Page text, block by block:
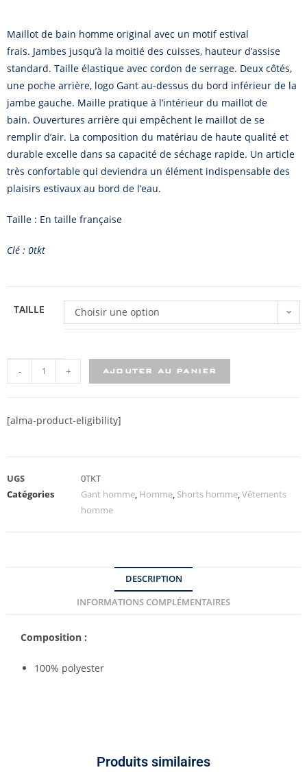
Maillot de bain homme original avec un motif estival
frais. Jambes jusqu’à la moitié des cuisses, hauteur d’assise
standard. Taille élastique avec cordon de serrage. Deux côtés,
une poche arrière, logo Gant au-dessus du bord inférieur de la
jambe gauche. Maille pratique à l’intérieur du maillot de
bain. Ouvertures arrière qui empêchent le maillot de se
remplir d’air. La composition du matériau de haute qualité et
durable excelle dans sa capacité de séchage rapide. Un article
très confortable qui deviendra un élément indispensable des
plaisirs estivaux au bord de l’eau.
Taille : En taille française
Clé : 0tkt
TAILLE Choisir une option
- + AJOUTER AU PANIER
[alma-product-eligibility]
UGS
0TKT
Catégories
Gant homme, Homme, Shorts homme,Vêtements
homme
DESCRIPTION
INFORMATIONS COMPLÉMENTAIRES
Composition :
100% polyester
Produits similaires